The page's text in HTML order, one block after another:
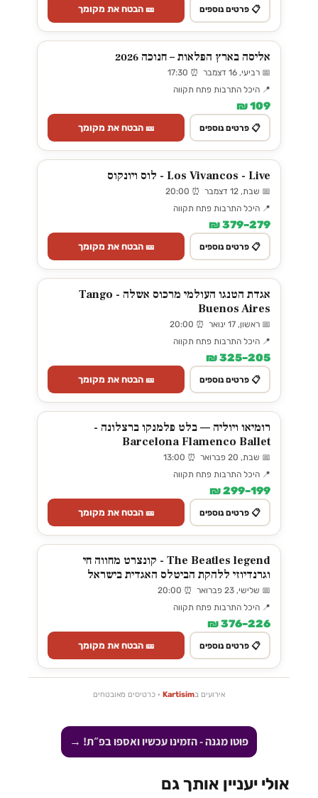
📋 פרטים נוספים 🎫 הבטח את מקומך
אליסה בארץ הפלאות – חנוכה 2026
📅 רביעי, 16 דצמבר ⏰ 17:30
📍 היכל התרבות פתח תקווה
109 ₪
📋 פרטים נוספים 🎫 הבטח את מקומך
Los Vivancos - Live - לוס ויונקוס
📅 שבת, 12 דצמבר ⏰ 20:00
📍 היכל התרבות פתח תקווה
279–379 ₪
📋 פרטים נוספים 🎫 הבטח את מקומך
אגדת הטנגו העולמי מרכוס אשלה - Tango
Buenos Aires
📅 ראשון, 17 ינואר ⏰ 20:00
📍 היכל התרבות פתח תקווה
205–325 ₪
📋 פרטים נוספים 🎫 הבטח את מקומך
רומיאו ויוליה — בלט פלמנקו ברצלונה -
Barcelona Flamenco Ballet
📅 שבת, 20 פברואר ⏰ 13:00
📍 היכל התרבות פתח תקווה
199–299 ₪
📋 פרטים נוספים 🎫 הבטח את מקומך
The Beatles legend - קונצרט מחווה חי
וגרנדיוזי ללהקת הביטלס האגדית בישראל
📅 שלישי, 23 פברואר ⏰ 20:00
📍 היכל התרבות פתח תקווה
226–376 ₪
📋 פרטים נוספים 🎫 הבטח את מקומך
אירועים בKartisim · כרטיסים מאובטחים
פוטו מגנה - הזמינו עכשיו ואספו בפ״ת! →
אולי יעניין אותך גם